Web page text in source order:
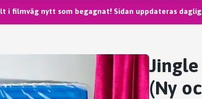
i filmväg nytt som begagnat! Sidan uppdateras
(Ny